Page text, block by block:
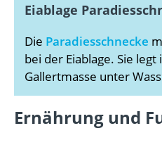
Eiablage
Die Paradiesschnecke
bei der Eiablage. Sie
Gallertmasse unter
Ernährung und